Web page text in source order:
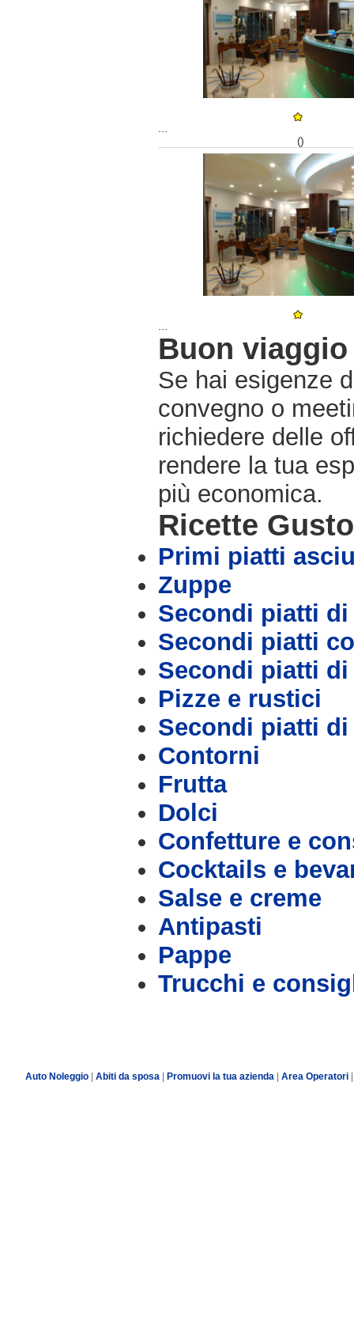
()
Buon viaggio
Se hai esigenze
convegno o
richiedere delle
rendere la tua
più economica.
Ricette
Primi piatti
Zuppe
Secondi piatti di
Secondi piatti
Secondi piatti
Pizze e rustici
Secondi piatti di
Contorni
Frutta
Dolci
Confetture e
Cocktails e
Salse e creme
Antipasti
Pappe
Trucchi e
Auto Noleggio| Abiti da sposa| Promuovi la tua azienda Area Operatori